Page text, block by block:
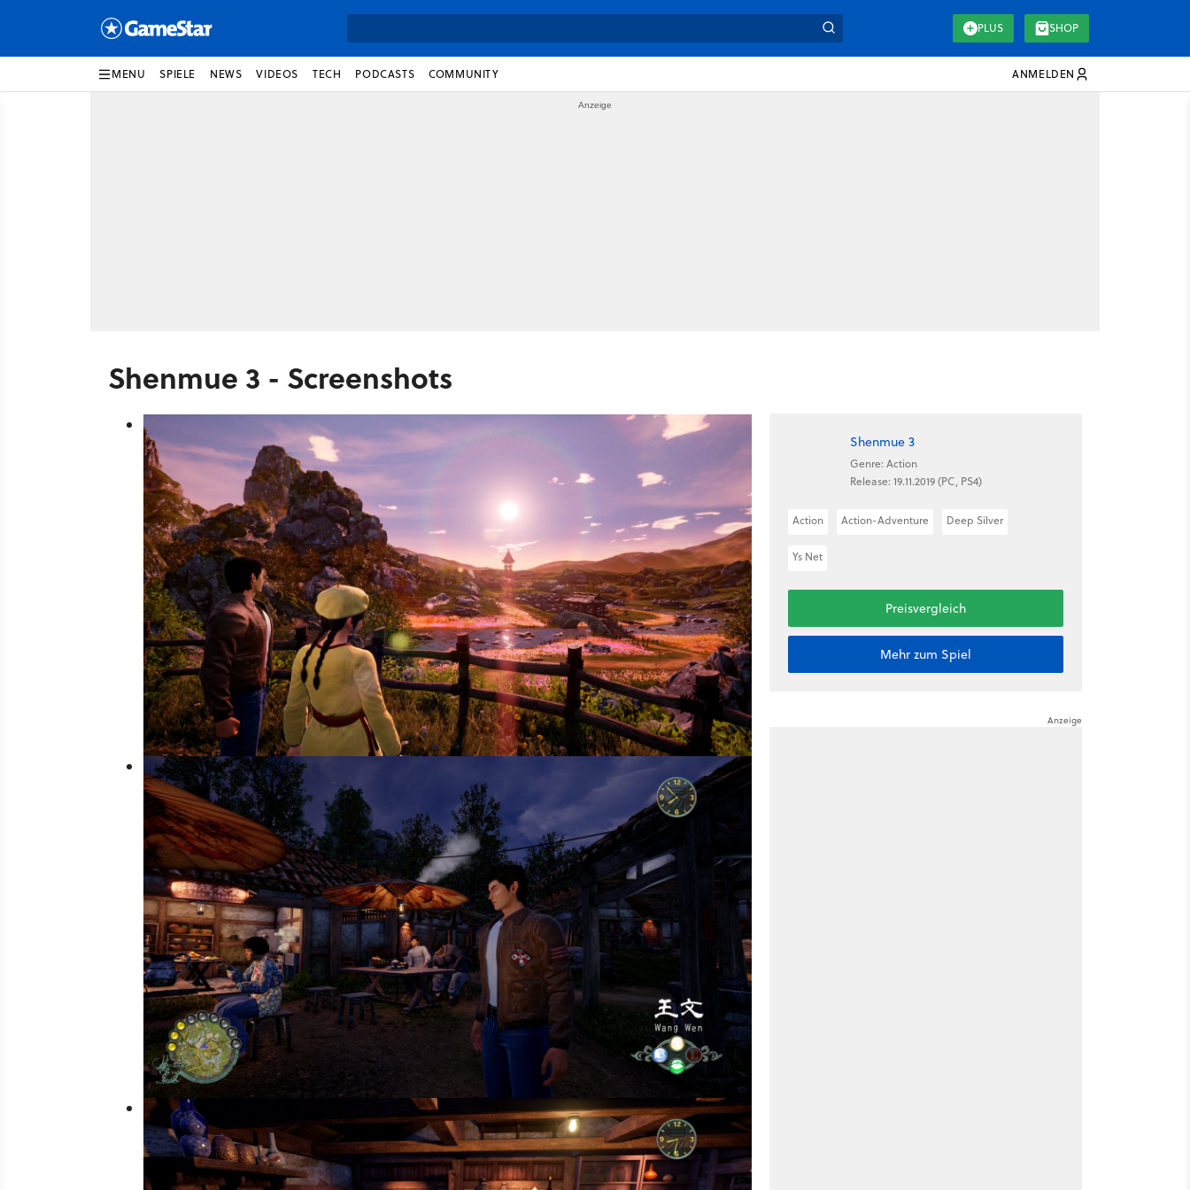
PLUS SHOP
MENU SPIELE NEWS VIDEOS TECH PODCASTS COMMUNITY ANMELDEN
Shenmue 3 - Screenshots
Shenmue 3
Genre: Action
Release: 19.11.2019 (PC, PS4)
Action Action-Adventure Deep Silver
Ys Net
Preisvergleich
Mehr zum Spiel